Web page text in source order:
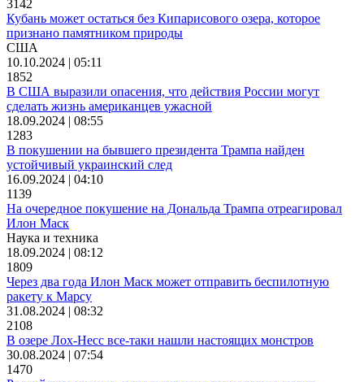
3142
Кубань может остаться без Кипарисового озера, которое
признано памятником природы
США
10.10.2024 | 05:11
1852
В США выразили опасения, что действия России могут
сделать жизнь американцев ужасной
18.09.2024 | 08:55
1283
В покушении на бывшего президента Трампа найден
устойчивый украинский след
16.09.2024 | 04:10
1139
На очередное покушение на Дональда Трампа отреагировал
Илон Маск
Наука и техника
18.09.2024 | 08:12
1809
Через два года Илон Маск может отправить беспилотную
ракету к Марсу
31.08.2024 | 08:32
2108
В озере Лох-Несс все-таки нашли настоящих монстров
30.08.2024 | 07:54
1470